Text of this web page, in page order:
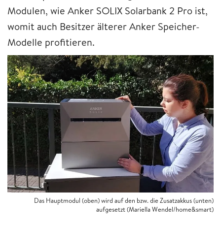
Modulen, wie Anker SOLIX Solarbank 2 Pro ist,
womit auch Besitzer älterer Anker Speicher-
Modelle profitieren.
Das Hauptmodul (oben) wird auf den bzw. die Zusatzakkus (unten)
aufgesetzt (Mariella Wendel/home&smart)